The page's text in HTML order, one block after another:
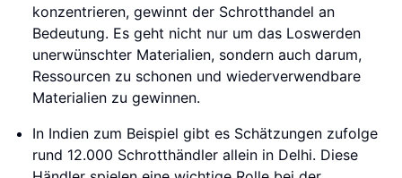
konzentrieren, gewinnt der Schrotthandel an
Bedeutung. Es geht nicht nur um das Loswerden
unerwünschter Materialien, sondern auch darum,
Ressourcen zu schonen und wiederverwendbare
Materialien zu gewinnen.
In Indien zum Beispiel gibt es Schätzungen zufolge
rund 12.000 Schrotthändler allein in Delhi. Diese